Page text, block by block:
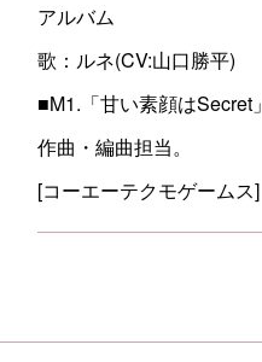
アルバム
歌：ルネ(CV:山口勝平)
■M1.「甘い素顔はSecret」
作曲・編曲担当。
[コーエーテクモゲームス]